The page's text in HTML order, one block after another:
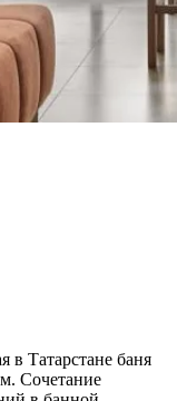
Татарстане баня
Сочетание